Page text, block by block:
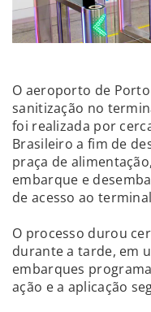
O aeroporto de
sanitização no
foi realizada por
Brasileiro a fim de
praça de
embarque e
de acesso ao
O processo durou
durante a tarde, em
embarques
ação e a aplicação